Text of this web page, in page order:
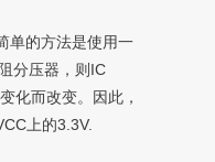
单的方法是使用一
分压器，则IC
化而改变。因此，
上的3.3V.